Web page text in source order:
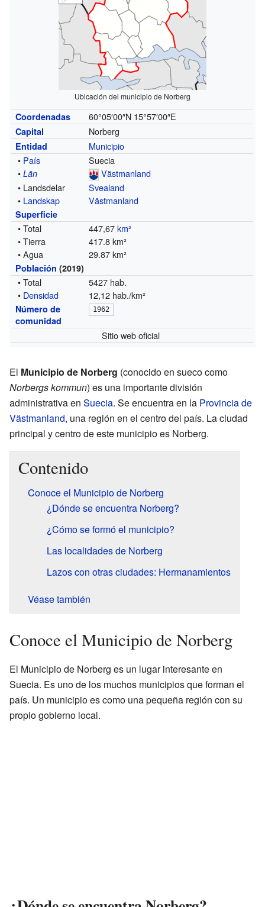
Ubicación del municipio de Norberg
Coordenadas 60°05′00″N 15°57′00″E
Capital Norberg
Entidad
Municipio
• País
Suecia
•Län
Västmanland
• Landsdelar
Svealand
• Landskap Västmanland
Superficie
• Total 447,67km²
• Tierra
417.8 km²
• Agua
29.87 km²
Población (2019)
• Total
5427 hab.
• Densidad 12,12 hab./km²
Número de
comunidad
1962
Sitio web oficial
El Municipio de Norberg (conocido en sueco como
Norbergs kommun) es una importante división
administrativa en Suecia. Se encuentra en la Provincia de
Västmanland, una región en el centro del país. La ciudad
principal y centro de este municipio es Norberg.
Contenido
Conoce el Municipio de Norberg
¿Dónde se encuentra Norberg?
¿Cómo se formó el municipio?
Las localidades de Norberg
Lazos con otras ciudades: Hermanamientos
Véase también
Conoce el Municipio de Norberg
El Municipio de Norberg es un lugar interesante en
Suecia. Es uno de los muchos municipios que forman el
país. Un municipio es como una pequeña región con su
propio gobierno local.